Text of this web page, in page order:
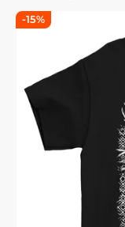
-15%